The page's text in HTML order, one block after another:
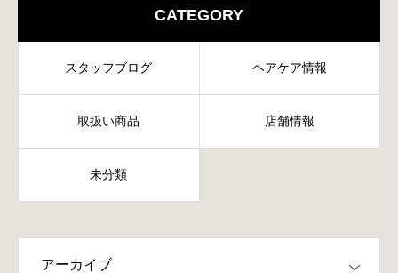
CATEGORY
スタッフブログ ヘアケア情報
取扱い商品 店舗情報
未分類